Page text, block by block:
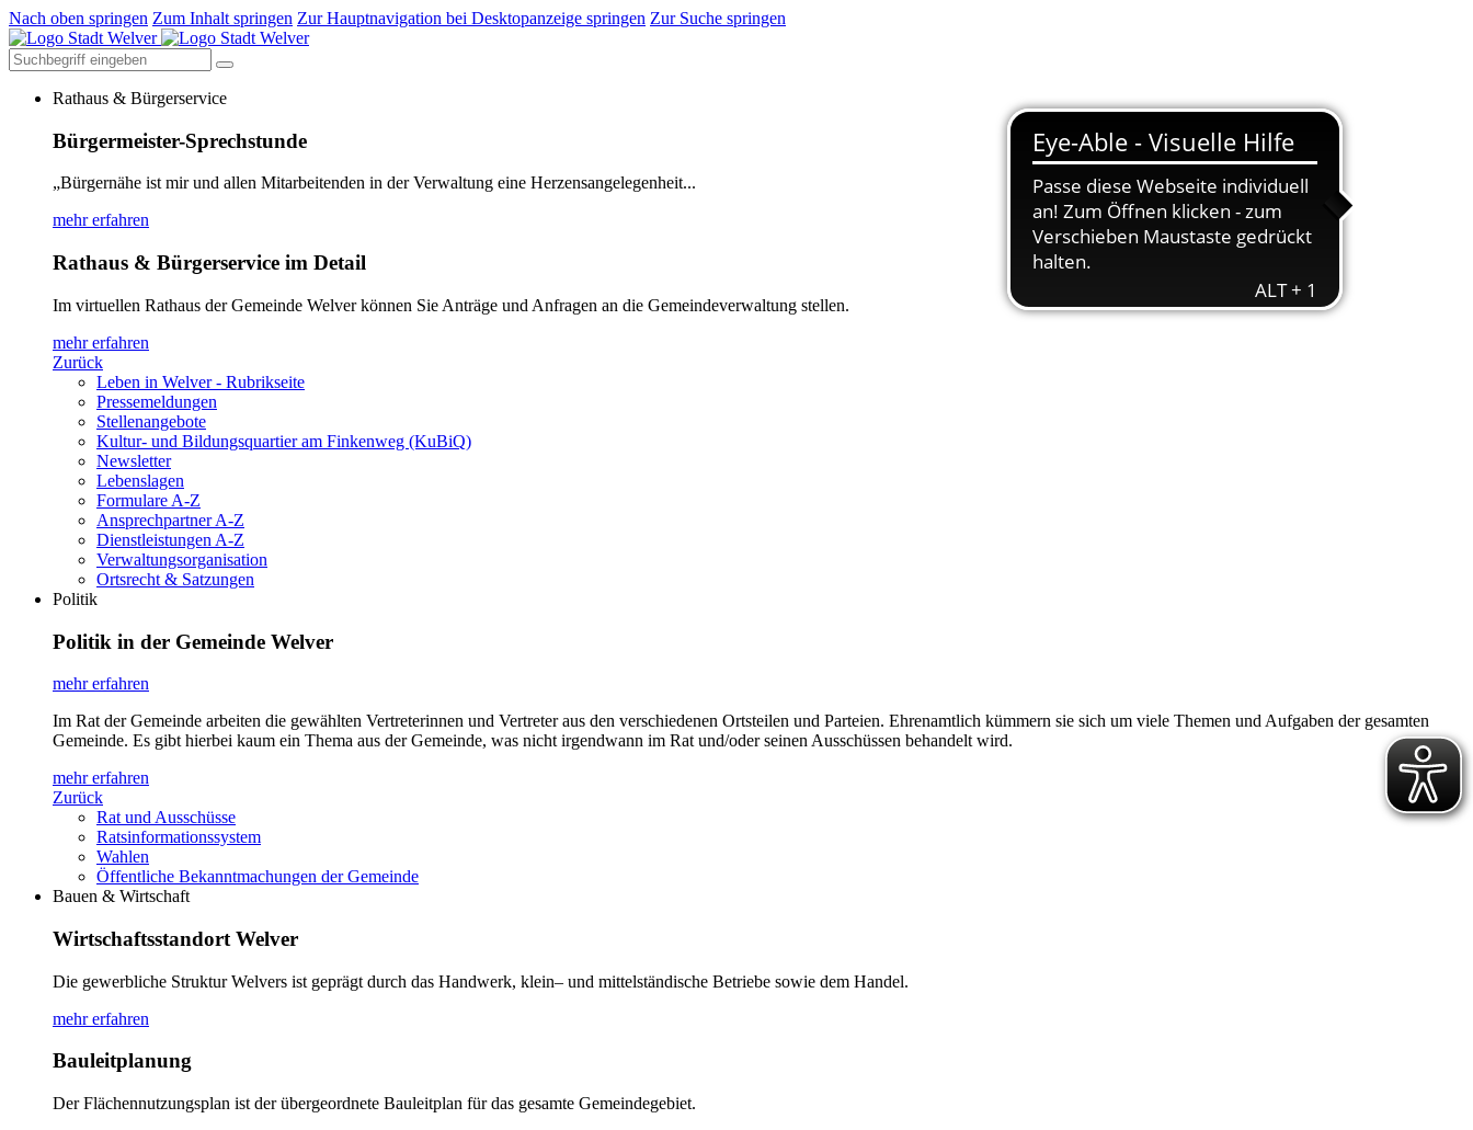
Nach oben springen Zum Inhalt springen Zur Hauptnavigation bei Desktopanzeige springen Zur Suche springen
Rathaus & Bürgerservice
Bürgermeister-Sprechstunde
„Bürgernähe ist mir und allen Mitarbeitenden in der Verwaltung eine Herzensangelegenheit...
mehr erfahren
Rathaus & Bürgerservice im Detail
Im virtuellen Rathaus der Gemeinde Welver können Sie Anträge und Anfragen an die Gemeindeverwaltung stellen.
mehr erfahren
Zurück
Leben in Welver - Rubrikseite
Pressemeldungen
Stellenangebote
Kultur- und Bildungsquartier am Finkenweg (KuBiQ)
Newsletter
Lebenslagen
Formulare A-Z
Ansprechpartner A-Z
Dienstleistungen A-Z
Verwaltungsorganisation
Ortsrecht & Satzungen
Politik
Politik in der Gemeinde Welver
mehr erfahren
Im Rat der Gemeinde arbeiten die gewählten Vertreterinnen und Vertreter aus den verschiedenen Ortsteilen und Parteien. Ehrenamtlich kümmern sie sich um viele Themen und Aufgaben der gesamten
Gemeinde. Es gibt hierbei kaum ein Thema aus der Gemeinde, was nicht irgendwann im Rat und/oder seinen Ausschüssen behandelt wird.
mehr erfahren
Zurück
Rat und Ausschüsse
Ratsinformationssystem
Wahlen
Öffentliche Bekanntmachungen der Gemeinde
Bauen & Wirtschaft
Wirtschaftsstandort Welver
Die gewerbliche Struktur Welvers ist geprägt durch das Handwerk, klein– und mittelständische Betriebe sowie dem Handel.
mehr erfahren
Bauleitplanung
Der Flächennutzungsplan ist der übergeordnete Bauleitplan für das gesamte Gemeindegebiet.